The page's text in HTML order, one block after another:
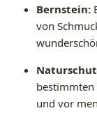
Bernstein:
von
bestimmten
und vor